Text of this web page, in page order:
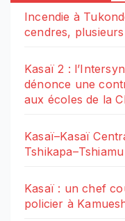
Incendie à
cendres,
Kasaï 2 :
dénonce une
aux écoles de la
Kasaï–Kasaï
Kasaï : un chef
policier à